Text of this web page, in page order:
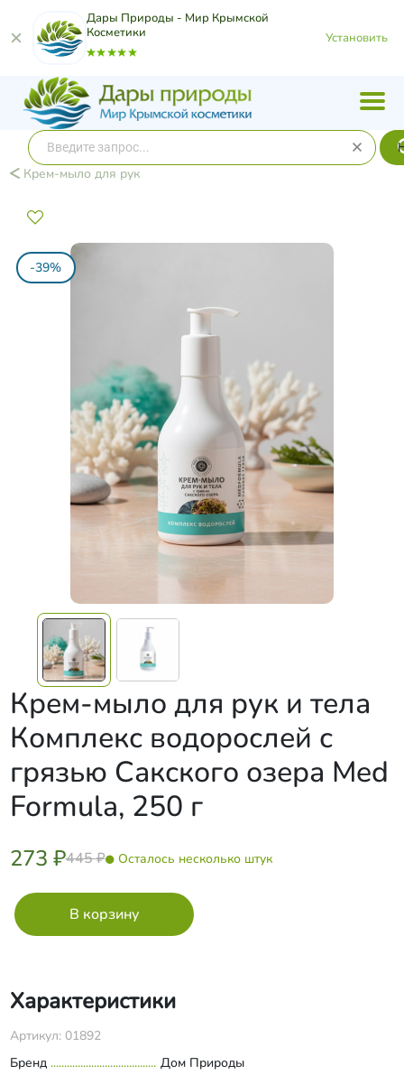
Дары Природы - Мир Крымской
Косметики
Установить
Крем-мыло для рук
-39%
Крем-мыло для рук и тела
Комплекс водорослей с
грязью Сакского озера Med
Formula, 250 г
273 ₽445 ₽ Осталось несколько штук
Характеристики
Артикул: 01892
Бренд
Дом Природы